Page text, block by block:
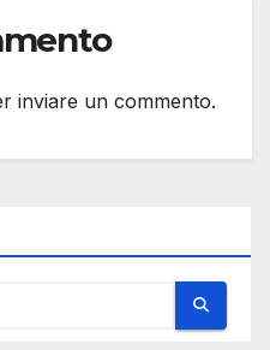
inviare un commento.